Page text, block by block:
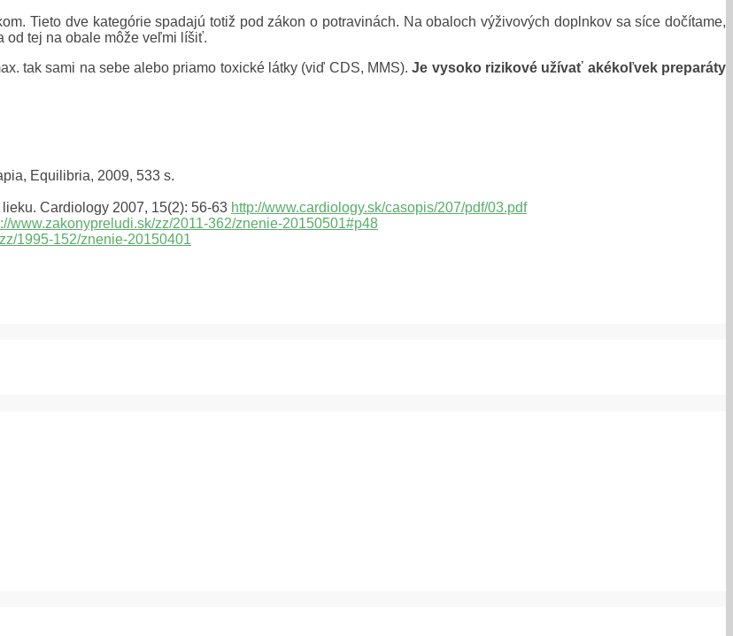
Tieto dve kategórie spadajú totiž pod zákon o potravinách. Na obaloch výživových doplnkov sa síce dočítame,
od tej na obale môže veľmi líšiť.
tak sami na sebe alebo priamo toxické látky (viď CDS, MMS).Je vysoko rizikové užívať akékoľvek preparáty
Equilibria, 2009, 533 s.
Cardiology 2007, 15(2): 56-63 http://www.cardiology.sk/casopis/207/pdf/03.pdf
www.zakonypreludi.sk/zz/2011-362/znenie-20150501#p48
1995-152/znenie-20150401